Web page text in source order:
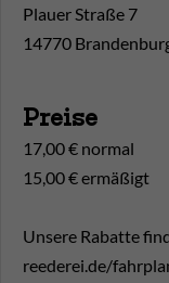
Plauer Straße 7
14770
Preise
17,00 € normal
15,00 € ermäßigt
Unsere Rabatte
reederei.de/